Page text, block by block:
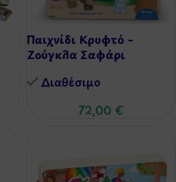
Παιχνίδι Κρυφτό –
Ζούγκλα Σαφάρι
Διαθέσιμo
72,00 €